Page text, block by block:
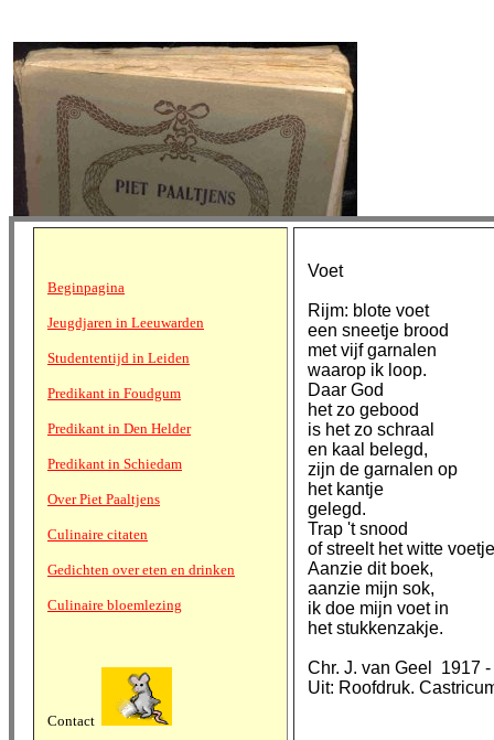
Beginpagina
Jeugdjaren in Leeuwarden
Studententijd in Leiden
Predikant in Foudgum
Predikant in Den Helder
Predikant in Schiedam
Over Piet Paaltjens
Culinaire citaten
Gedichten over eten en drinken
Culinaire bloemlezing
Contact
Voet
Rijm: blote voet
een sneetje brood
met vijf garnalen
waarop ik loop.
Daar God
het zo gebood
is het zo schraal
en kaal belegd,
zijn de garnalen op
het kantje
gelegd.
Trap 't snood
of streelt het witte
Aanzie dit boek,
aanzie mijn sok,
ik doe mijn voet in
het stukkenzakje.
Chr. J. van Geel 1917
Uit: Roofdruk.